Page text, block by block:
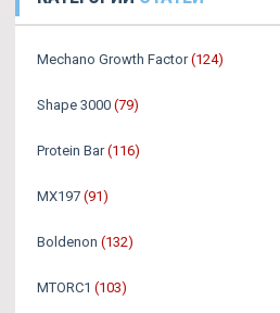
Mechano Growth Factor (124)
Shape 3000 (79)
Protein Bar (116)
MX197 (91)
Boldenon (132)
MTORC1 (103)